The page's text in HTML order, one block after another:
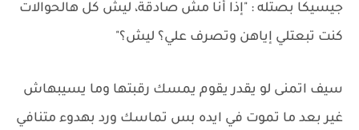
جيسيكا بصتله : "إذا أنا مش صادقة، ليش كل هالحوالات
كنت تبعتلي إياهن وتصرف علي؟ ليش؟"
سيف اتمنى لو يقدر يقوم يمسك رقبتها وما يسيبهاش
غير بعد ما تموت في ايده بس تماسك ورد بهدوء متنافي